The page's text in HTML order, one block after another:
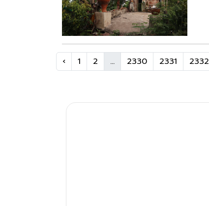
‹ 1 2 ... 2330 2331 2332